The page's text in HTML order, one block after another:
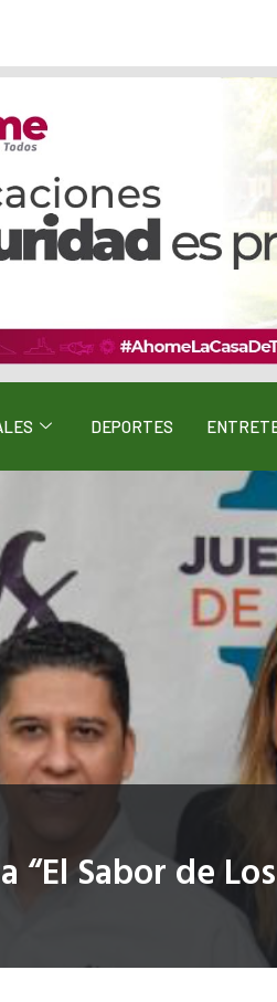
DEPORTES
Sabor de